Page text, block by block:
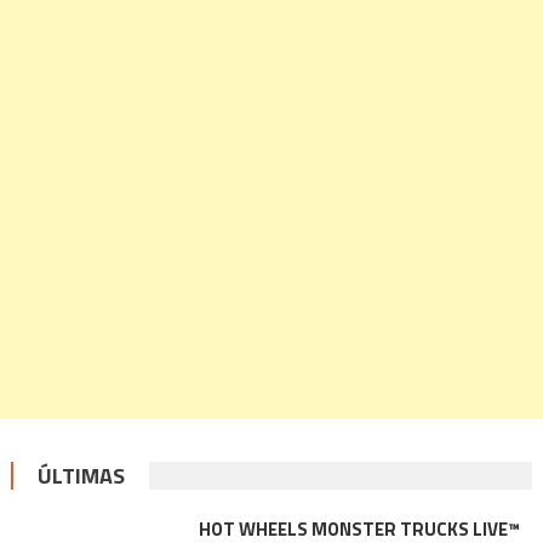
ÚLTIMAS
HOT WHEELS MONSTER TRUCKS LIVE™